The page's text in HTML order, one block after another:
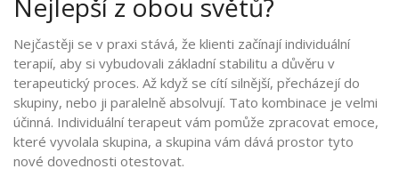
Nejlepší z obou světů?
Nejčastěji se v praxi stává, že klienti začínají individuální
terapií, aby si vybudovali základní stabilitu a důvěru v
terapeutický proces. Až když se cítí silnější, přecházejí do
skupiny, nebo ji paralelně absolvují. Tato kombinace je velmi
účinná. Individuální terapeut vám pomůže zpracovat emoce,
které vyvolala skupina, a skupina vám dává prostor tyto
nové dovednosti otestovat.